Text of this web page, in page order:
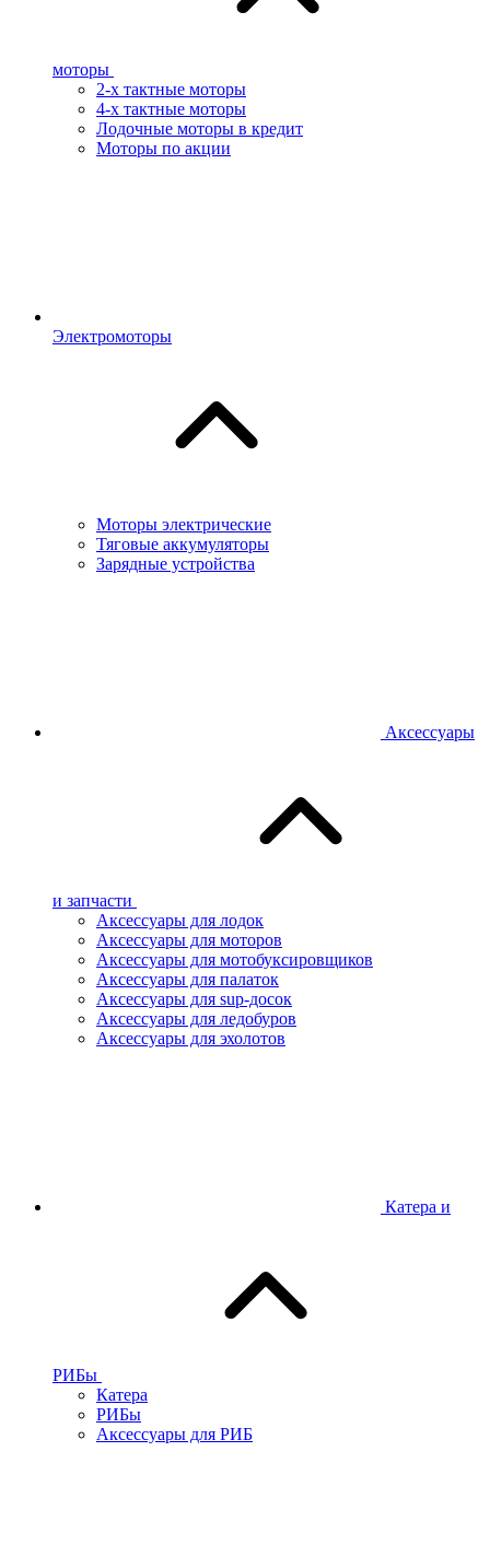
моторы
2-х тактные моторы
4-х тактные моторы
Лодочные моторы в кредит
Моторы по акции
Электромоторы
Моторы электрические
Тяговые аккумуляторы
Зарядные устройства
Аксессуары
и запчасти
Аксессуары для лодок
Аксессуары для моторов
Аксессуары для мотобуксировщиков
Аксессуары для палаток
Аксессуары для sup-досок
Аксессуары для ледобуров
Аксессуары для эхолотов
Катера и
РИБы
Катера
РИБы
Аксессуары для РИБ